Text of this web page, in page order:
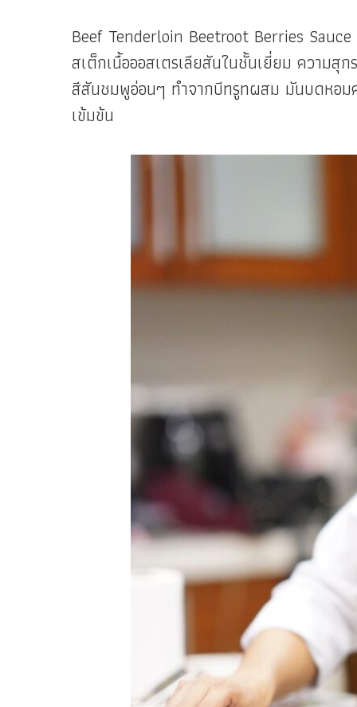
Beef Tenderloin Beetroot Berries
สเต็กเนื้อออสเตรเลียสันในชั้นเยี่ยม ความ
สีสันชมพูอ่อนๆ ทำจากบีทรูทผสม มันบดหอม
เข้มข้น